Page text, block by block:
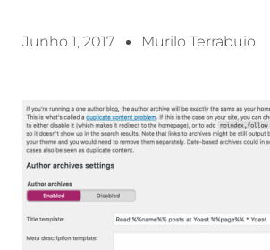
Junho 1, 2017 Murilo Terrabuio